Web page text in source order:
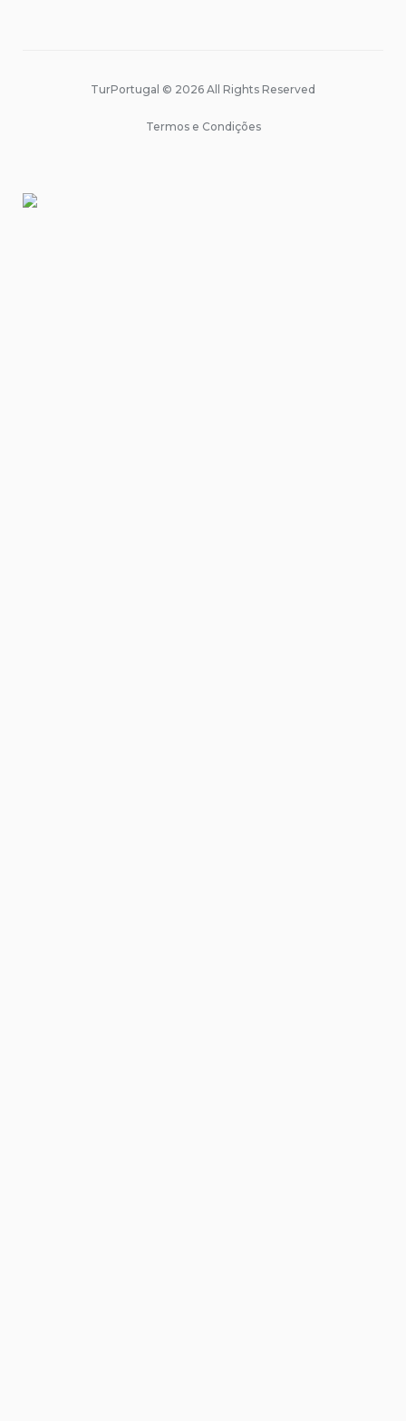
TurPortugal © 2026 All Rights Reserved
Termos e Condições